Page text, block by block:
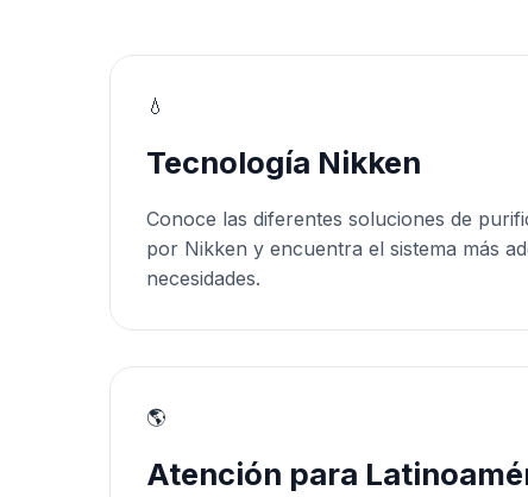
💧
Tecnología Nikken
Conoce las diferentes soluciones de
por Nikken y encuentra el sistema más
necesidades.
🌎
Atención para